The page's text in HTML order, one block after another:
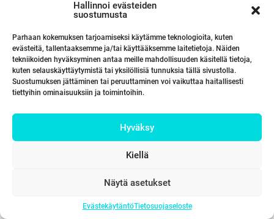
Hallinnoi evästeiden
suostumusta
Parhaan kokemuksen tarjoamiseksi käytämme teknologioita, kuten
evästeitä, tallentaaksemme ja/tai käyttääksemme laitetietoja. Näiden
tekniikoiden hyväksyminen antaa meille mahdollisuuden käsitellä tietoja,
kuten selauskäyttäytymistä tai yksilöllisiä tunnuksia tällä sivustolla.
Suostumuksen jättäminen tai peruuttaminen voi vaikuttaa haitallisesti
tiettyihin ominaisuuksiin ja toimintoihin.
Hyväksy
Kiellä
Näytä asetukset
EvästekäytäntöTietosuojaseloste